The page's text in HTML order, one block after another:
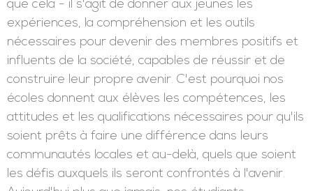
UNE ÉDUCATION POUR
L'AVENIR
L'éducation n'a jamais été uniquement une
question de résultats aux examens. C'est bien plus
que cela - il s'agit de donner aux jeunes les
expériences, la compréhension et les outils
nécessaires pour devenir des membres positifs et